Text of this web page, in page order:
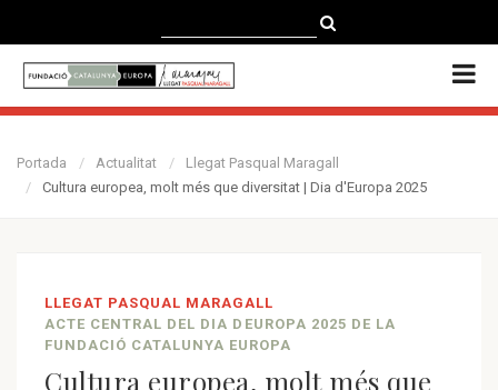
ENGLISH
Portada Actualitat
Llegat Pasqual Maragall
Cultura europea, molt més que diversitat | Dia d'Europa 2025
LLEGAT PASQUAL MARAGALL
ACTE CENTRAL DEL DIA DEUROPA 2025 DE LA
FUNDACIÓ CATALUNYA EUROPA
Cultura europea, molt més que